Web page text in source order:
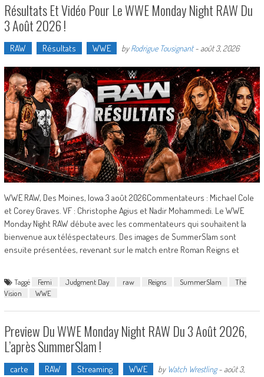
Résultats Et Vidéo Pour Le WWE Monday Night RAW Du
3 Août 2026 !
RAW Résultats WWE byRodrigue Tousignant- août 3, 2026
WWE RAW, Des Moines, Iowa 3 août 2026Commentateurs : Michael Cole
et Corey Graves. VF : Christophe Agius et Nadir Mohammedi. Le WWE
Monday Night RAW débute avec les commentateurs qui souhaitent la
bienvenue aux téléspectateurs. Des images de SummerSlam sont
ensuite présentées, revenant sur le match entre Roman Reigns et
Taggé Femi Judgment Day raw Reigns SummerSlam
The
Vision
WWE
Preview Du WWE Monday Night RAW Du 3 Août 2026,
L’après SummerSlam !
carte RAW Streaming WWE by Watch Wrestling- août 3,